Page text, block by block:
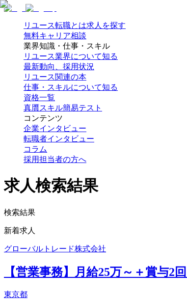
リユース転職とは求人を探す
無料キャリア相談
業界知識・仕事・スキル
リユース業界について知る
最新動向、採用状況
リユース関連の本
仕事・スキルについて知る
資格一覧
真贋スキル簡易テスト
コンテンツ
企業インタビュー
転職者インタビュー
コラム
採用担当者の方へ
求人検索結果
検索結果
新着求人
グローバルトレード株式会社
【営業事務】月給25万～＋賞与
東京都